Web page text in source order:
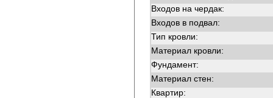
Входов на чердак:
Входов в подвал:
Тип кровли:
Материал кровли:
Фундамент:
Материал стен:
Квартир: